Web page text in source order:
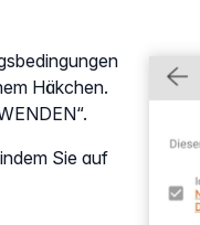
Häkchen.
Sie auf